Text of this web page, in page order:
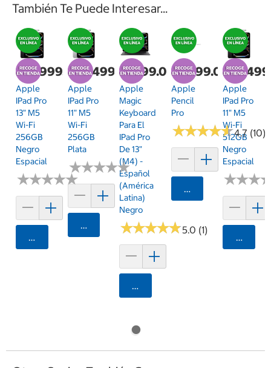
También Te Puede Interesar...
$35,999.00
Apple
IPad Pro
13" M5
Wi-Fi
256GB
Negro
Espacial
★★★★★
★★★★★
Agregar
$28,499.00
Apple
IPad Pro
11" M5
Wi-Fi
256GB
Plata
★★★★★
★★★★★
Agregar
$7,799.00
Apple
Magic
Keyboard
Para El
IPad Pro
De 13"
(M4) -
Español
(América
Latina)
Negro
★★★★★
★★★★★5.0 (1)
Agregar
$2,899.00
Apple
Pencil
Pro
★★★★★
★★★★★4.7 (10)
Agregar
Apple
IPad Pro
11" M5
Wi-Fi
512GB
Negro
Espacial
★★★
★★★